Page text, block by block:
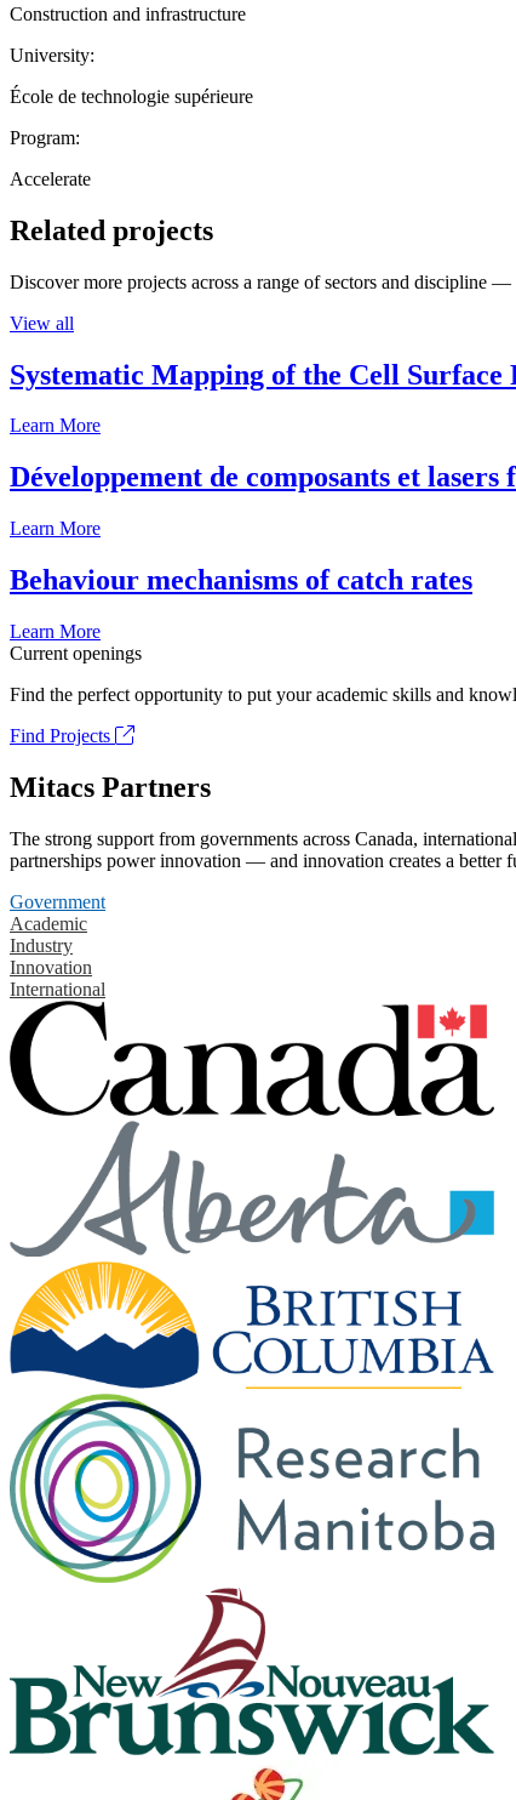
Construction and infrastructure
University:
École de technologie supérieure
Program:
Accelerate
Related projects
Discover more projects across a range of sectors and discipline
View all
Systematic Mapping of the Cell
Learn More
Développement de composants et lasers
Learn More
Behaviour mechanisms of catch rates
Learn More
Current openings
Find the perfect opportunity to put your academic skills and
Find Projects
Mitacs Partners
The strong support from governments across Canada,
partnerships power innovation — and innovation creates a better
Government
Academic
Industry
Innovation
International